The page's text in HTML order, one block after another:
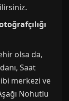
olsa da,
Saat
merkezi ve
Nohutlu